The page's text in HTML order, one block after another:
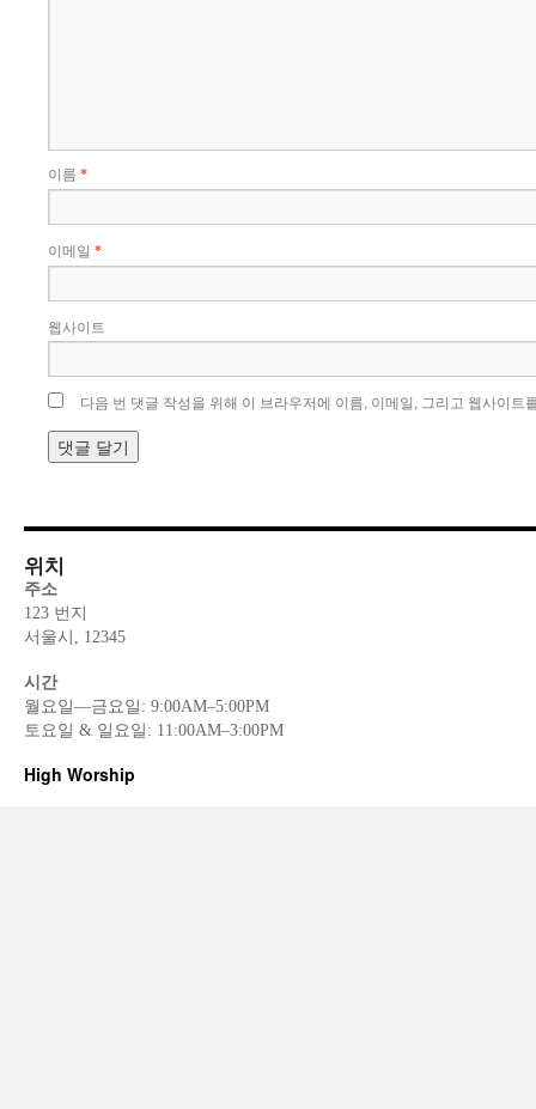
이름 *
이메일 *
웹사이트
다음 번 댓글 작성을 위해 이 브라우저에 이름, 이메일, 그리고 웹사이트
위치
주소
123 번지
서울시, 12345
시간
월요일—금요일: 9:00AM–5:00PM
토요일 & 일요일: 11:00AM–3:00PM
High Worship